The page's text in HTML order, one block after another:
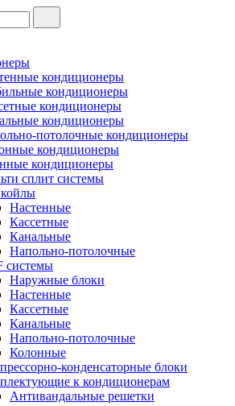
кондиционеры
кондиционеры
кондиционеры
кондиционеры
потолочные кондиционеры
кондиционеры
кондиционеры
сплит системы
Настенные
Кассетные
Канальные
Напольно-потолочные
системы
Наружные блоки
Настенные
Кассетные
Канальные
Напольно-потолочные
Колонные
конденсаторные блоки
к кондиционерам
Антивандальные решетки